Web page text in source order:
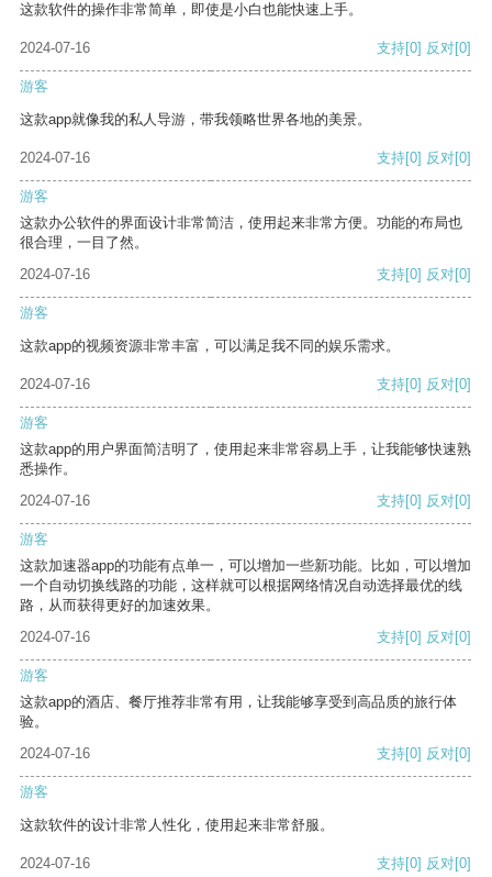
这款软件的操作非常简单，即使是小白也能快速上手。
2024-07-16 支持[0] 反对[0]
游客
这款app就像我的私人导游，带我领略世界各地的美景。
2024-07-16 支持[0] 反对[0]
游客
这款办公软件的界面设计非常简洁，使用起来非常方便。功能的布局也
很合理，一目了然。
2024-07-16
支持[0] 反对[0]
游客
这款app的视频资源非常丰富，可以满足我不同的娱乐需求。
2024-07-16 支持[0] 反对[0]
游客
这款app的用户界面简洁明了，使用起来非常容易上手，让我能够快速熟
悉操作。
2024-07-16
支持[0] 反对[0]
游客
这款加速器app的功能有点单一，可以增加一些新功能。比如，可以增加
一个自动切换线路的功能，这样就可以根据网络情况自动选择最优的线
路，从而获得更好的加速效果。
2024-07-16
支持[0] 反对[0]
游客
这款app的酒店、餐厅推荐非常有用，让我能够享受到高品质的旅行体
验。
2024-07-16
支持[0] 反对[0]
游客
这款软件的设计非常人性化，使用起来非常舒服。
2024-07-16 支持[0] 反对[0]